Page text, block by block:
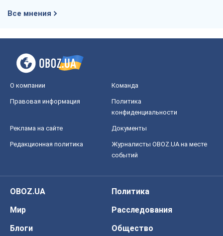
Все мнения
О компании Команда
Правовая информация
Политика
конфиденциальности
Реклама на сайте Документы
Редакционная политика
Журналисты OBOZ.UA на месте
событий
OBOZ.UA
Политика
Мир
Расследования
Блоги
Общество